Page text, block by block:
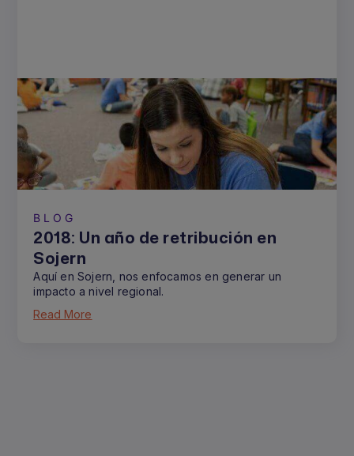
BLOG
2018: Un año de retribución en
Sojern
Aquí en Sojern, nos enfocamos en generar un
impacto a nivel regional.
Read More